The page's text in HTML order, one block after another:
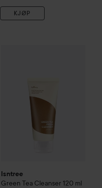
KJØP
Isntree
Green Tea Cleanser 120 ml